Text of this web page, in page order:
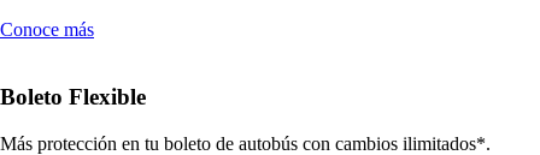
Conoce más
Boleto Flexible
Más protección en tu boleto de autobús con cambios ilimitados*.